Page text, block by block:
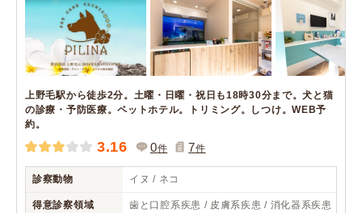
上野毛駅から徒歩2分。土曜・日曜・祝日も18時30分まで。犬と猫
の診療・予防医療。ペットホテル。トリミング。しつけ。WEB予
約。
3.16 0件 7件
診察動物 イヌ / ネコ
得意診察領域 歯と口腔系疾患 / 皮膚系疾患 / 消化器系疾患